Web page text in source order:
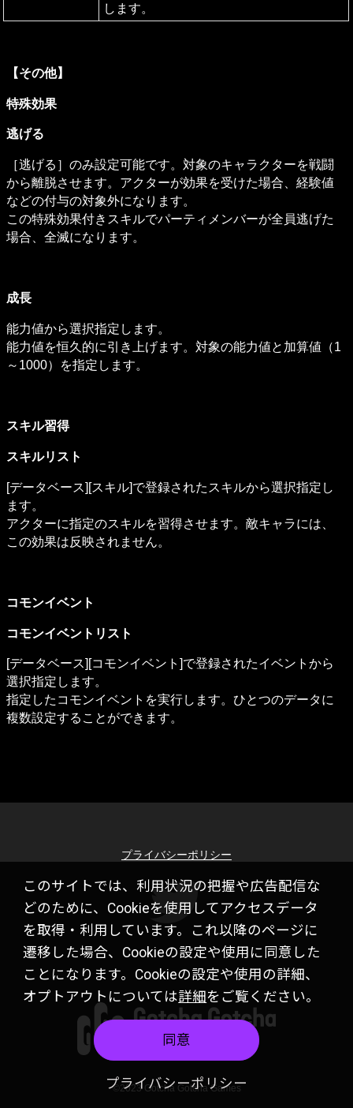
このサイトでは、利用状況の把握や広告配信な
どのために、Cookieを使用してアクセスデータ
を取得・利用しています。これ以降のページに
遷移した場合、Cookieの設定や使用に同意した
ことになります。Cookieの設定や使用の詳細、
オプトアウトについては詳細をご覧ください。
同意
プライバシーポリシー
します。
【その他】
特殊効果
逃げる
［逃げる］のみ設定可能です。対象のキャラクターを戦闘
から離脱させます。アクターが効果を受けた場合、経験値
などの付与の対象外になります。
この特殊効果付きスキルでパーティメンバーが全員逃げた
場合、全滅になります。
成長
能力値から選択指定します。
能力値を恒久的に引き上げます。対象の能力値と加算値（1
～1000）を指定します。
スキル習得
スキルリスト
[データベース][スキル]で登録されたスキルから選択指定し
ます。
アクターに指定のスキルを習得させます。敵キャラには、
この効果は反映されません。
コモンイベント
コモンイベントリスト
[データベース][コモンイベント]で登録されたイベントから
選択指定します。
指定したコモンイベントを実行します。ひとつのデータに
複数設定することができます。
プライバシーポリシー
©2023 Gotcha Gotcha Games